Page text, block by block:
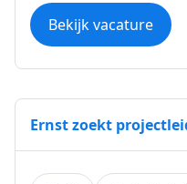
Bekijk vacature
Ernst zoekt